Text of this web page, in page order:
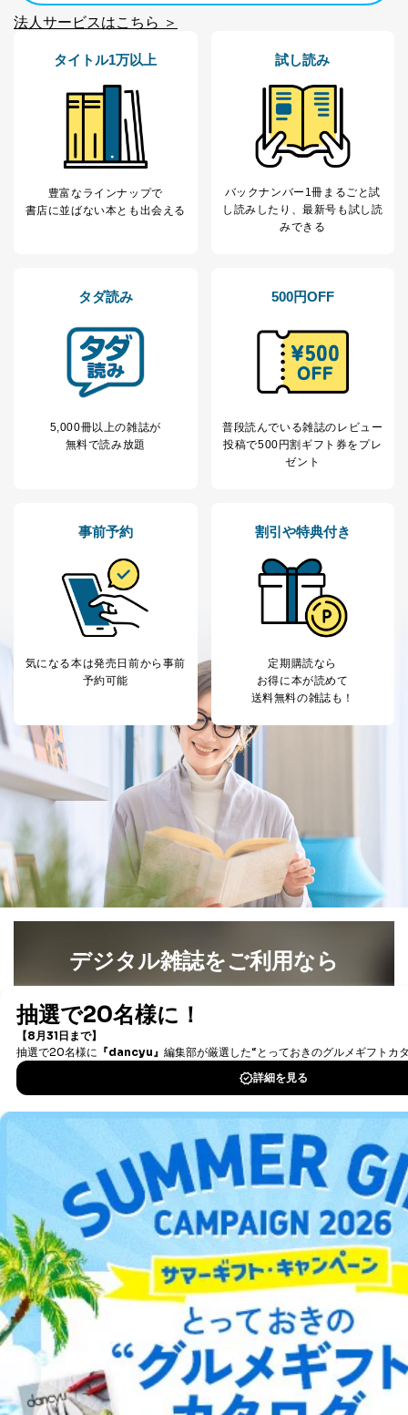
適切、かつ迅速に対応させていただきます。
係
FAX：03-5459-7073
e-mail：cs@fujisan.co.jp
改訂：2025年2月20日
制定：2005年4月1日
株式会社富士山マガジンサービス
代表取締役会長 西野 伸一郎
個人情報の取扱いについて
当社は以下の個人情報保護管理者を設置し、個人情報保
護管理者の責任のもと、個人情報を取得・アクセス・利
用・提供・管理いたします。
東京都渋谷区南平台町16-11
株式会社富士山マガジンサービス
代表取締役会長 西野 伸一郎
田 嘉也
個人情報の種類 利用目的
当社の定期購読サ
ービス等をご利用
購入商品の配送のため
商品代金回収のため
ｅメール等による商品、サービ
ス、キャンペーン等の広告の案内
閲覧履歴や購買履歴等の情報を分
析して、趣味・嗜好に
応じた新商品・サービスに関する
広告のため
2
当社にお問合わせ
いただいた方の個
人情報
お問い合わせ対応、トラブル対
処、オペレーター教育など応対品
質向上のため
3
当社カスタマーQ＆
Aサービス利用者
カスタマーQ＆Aサイトの投稿内容
の確認のため
ｅメール等によるカスタマーQ＆A
サイトのサービス内容のご案内の
ため
ｅメール等による商品、サービ
ス、キャンペーン等の広告に関す
るご案内のため
採用応募者の方の
当社の従業者の個
人情報
人事、総務などの雇用管理等のた
め
6
企業）からの委託
により当社の
定期購読サービス
等をご利用の方の
提携企業及びお客様がご購入され
た商品の発売元企業からのｅメー
ル等による商品、
サービス、キャンペーン等の広告
に関するご案内のため
トに登録された方
の個人情報
当社のサービス利用状況の把握お
よびその分析のため
お問い合わせ対応、トラブル対
処、オペレーター教育など応対品
質向上のため
その他当社のプライバシーポリシ
ため
※上記の利用目的のうちNo.1～5については保有個人デ
ータ（開示対象個人情報）の利用目的であり、下記4.の
開示等のご請求に対応させていただきます。
なお、6、7については、パートナー（提携企業）様又は
各SNS運営会社様にご請求いただきますようお願い致し
ます。
３．個人情報の第三者提供について
当社は、取得した個人情報を適切に管理し､あらかじめ
法人サービスはこちら ＞
タイトル1万以上
豊富なラインナップで
書店に並ばない本とも出会える
試し読み
バックナンバー1冊まるごと試
し読み したり、最新号も試し読
みできる
タダ読み
5,000冊以上の雑誌が
無料で読み放題
500円OFF
普段読んでいる雑誌のレビュー
投稿で500円割ギフト券をプレ
ゼント
事前予約
気になる本は発売日前から事前
予約可能
割引や特典付き
定期購読なら
お得に本が読めて
送料無料の雑誌も！
デジタル雑誌をご利用なら
書籍）が無料で読み放題！
DOWNLOAD FOR IOS
DOWNLOAD FOR ANDROID
ご利用方法はこちら
総合案内
アフィリエイト 採用情報
プレスリリース お問い合わせ
利用規約プライバシーポリシー 特定商取引法に基づく表示
出版社の皆様へ
投資家の皆様へサイトマップ